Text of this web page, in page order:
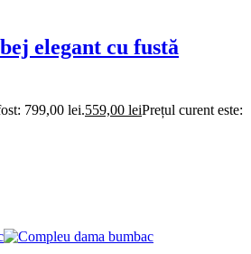
elegant cu fustă
799,00 lei.559,00 leiPrețul curent este: